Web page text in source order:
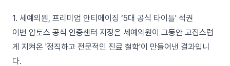
1. 세예의원, 프리미엄 안티에이징 ‘5대 공식 타이틀' 석권
이번 압토스 공식 인증센터 지정은 세예의원이 그동안 고집스럽
게 지켜온 '정직하고 전문적인 진료 철학'이 만들어낸 결과입니
다.